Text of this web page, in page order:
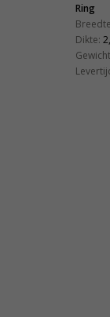
Ring
Dikte: